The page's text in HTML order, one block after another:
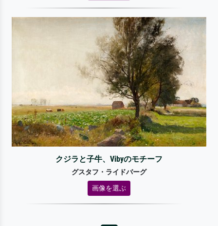
クジラと子牛、Vibyのモチーフ
グスタフ・ライドバーグ
画像を選ぶ